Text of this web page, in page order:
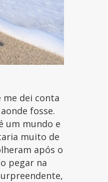
me dei conta
fosse.
um mundo e
muito de
após o
pegar na